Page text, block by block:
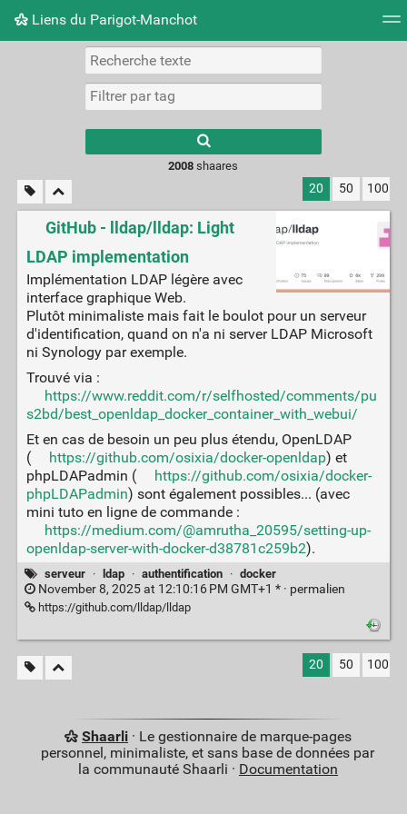
Liens du Parigot-Manchot
Nuage de tags Mur d'images
2008 shaares
20 50 100
GitHub - lldap/lldap: Light
LDAP implementation
Implémentation LDAP légère avec
interface graphique Web.
Plutôt minimaliste mais fait le boulot pour un serveur
d'identification, quand on n'a ni server LDAP Microsoft
ni Synology par exemple.
Trouvé via :
https://www.reddit.com/r/selfhosted/comments/pu
s2bd/best_openldap_docker_container_with_webui/
Et en cas de besoin un peu plus étendu, OpenLDAP
(
https://github.com/osixia/docker-openldap) et
phpLDAPadmin (
https://github.com/osixia/docker-
phpLDAPadmin) sont également possibles... (avec
mini tuto en ligne de commande :
https://medium.com/@amrutha_20595/setting-up-
openldap-server-with-docker-d38781c259b2).
serveur · ldap · authentification · docker
November 8, 2025 at 12:10:16 PM GMT+1 * · permalien
https://github.com/lldap/lldap
20 50 100
Shaarli· Le gestionnaire de marque-pages
personnel, minimaliste, et sans base de données par
la communauté Shaarli · Documentation